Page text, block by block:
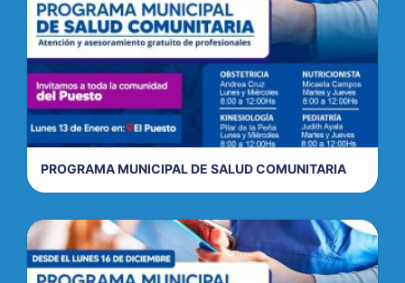
PROGRAMA MUNICIPAL DE SALUD COMUNITARIA